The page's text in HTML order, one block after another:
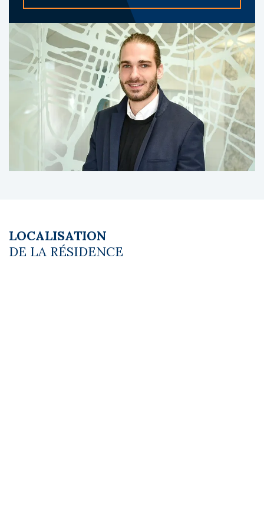
ascenseur et service de ménage.
A propos du gestionnaire occupant :
Adagio est le leader européen de
l'appart'hôtel, avec plus de 130 résidences
dans 16 pays. Sa notoriété, son expertise et
l'appui des groupes Accor et Pierre Vacances
constituent des atouts reconnus.
Les diagnostics sont en cours de réalisation.
Le coin du LMNP - Basile Monot agent basé à
NEUILLY SUR SEINE - 01 84 78 46 50 - Plus
d'informations sur[email protected]réf.
part du budget prévisionnel vendeur) : 66 €.
Pas de procédure en cours. Honoraires à la
charge du vendeur
LOCALISATION
DE LA RÉSIDENCE